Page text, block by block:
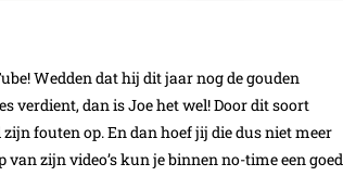
Wedden dat hij dit jaar nog de gouden
verdient, dan is Joe het wel! Door dit soort
fouten op. En dan hoef jij die dus niet meer
zijn video’s kun je binnen no-time een goed